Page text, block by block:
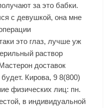
за это бабки.
с девушкой, она мне
это глаз, лучше уж
раствор
доставок
Кирова, 9 8(800)
физических лиц: пн.
в индивидуальной